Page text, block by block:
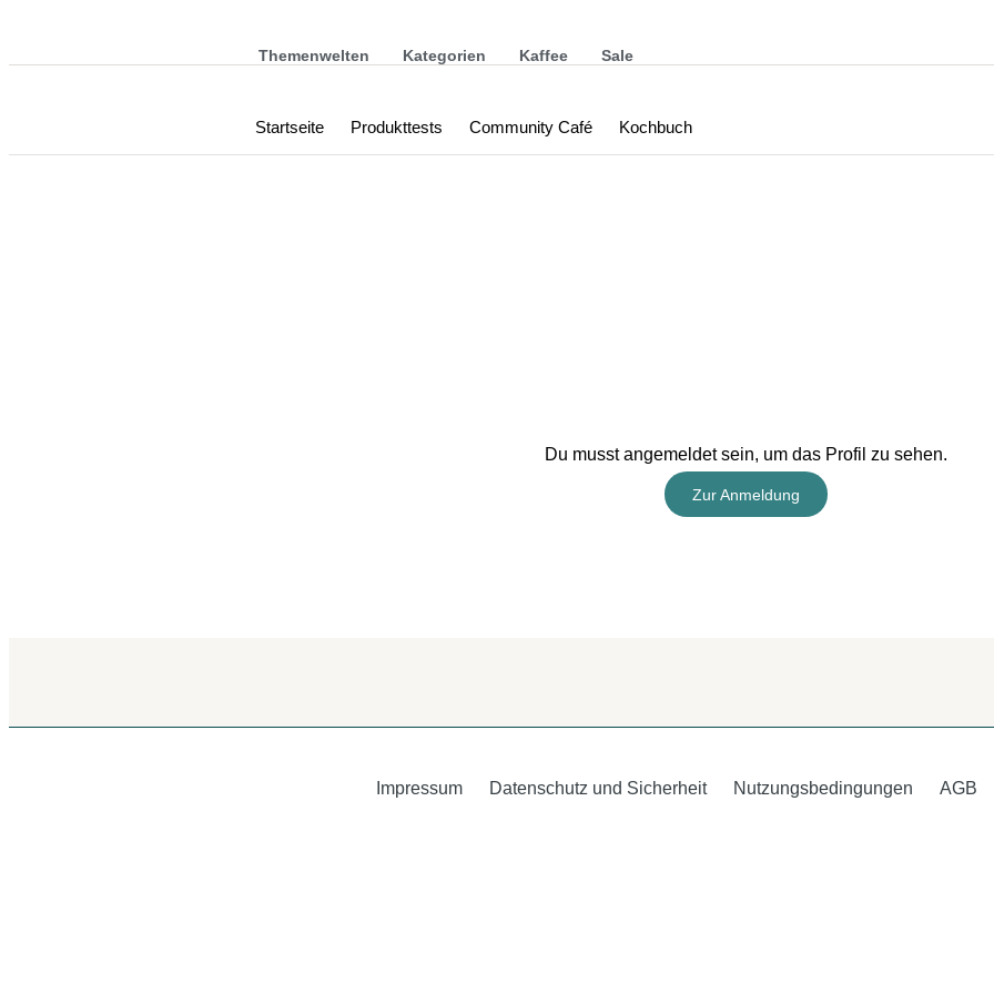
Themenwelten Kategorien Kaffee Sale
Startseite Produkttests Community Café Kochbuch
Du musst angemeldet sein, um das Profil zu sehen.
Zur Anmeldung
Impressum Datenschutz und Sicherheit Nutzungsbedingungen AGB